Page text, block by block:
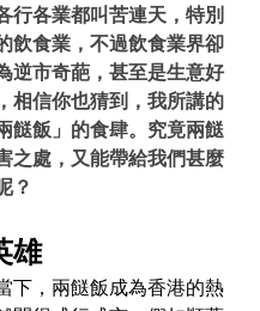
行各業都叫苦連天，特別
飲食業，不過飲食業界卻
逆市奇葩，甚至是生意好
相信你也猜到，我所講的
餸飯」的食肆。究竟兩餸
之處，又能帶給我們甚麼
？
雄
下，兩餸飯成為香港的熱